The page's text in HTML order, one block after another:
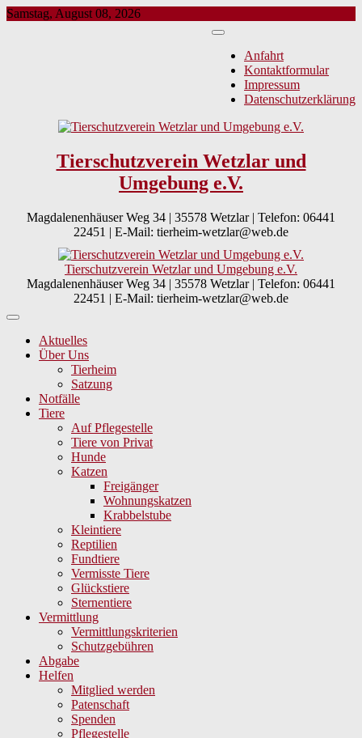
Skip
Samstag, August 08, 2026
Anfahrt
Kontaktformular
Impressum
Datenschutzerklärung
Tierschutzverein Wetzlar und
Umgebung e.V.
Magdalenenhäuser Weg 34 | 35578 Wetzlar | Telefon: 06441
22451 | E-Mail: tierheim-wetzlar@web.de
Tierschutzverein Wetzlar und Umgebung e.V.
Magdalenenhäuser Weg 34 | 35578 Wetzlar | Telefon: 06441
22451 | E-Mail: tierheim-wetzlar@web.de
Aktuelles
Über Uns
Tierheim
Satzung
Notfälle
Tiere
Auf Pflegestelle
Tiere von Privat
Hunde
Katzen
Freigänger
Wohnungskatzen
Krabbelstube
Kleintiere
Reptilien
Fundtiere
Vermisste Tiere
Glückstiere
Sternentiere
Vermittlung
Vermittlungskriterien
Schutzgebühren
Abgabe
Helfen
Mitglied werden
Patenschaft
Spenden
Pflegestelle